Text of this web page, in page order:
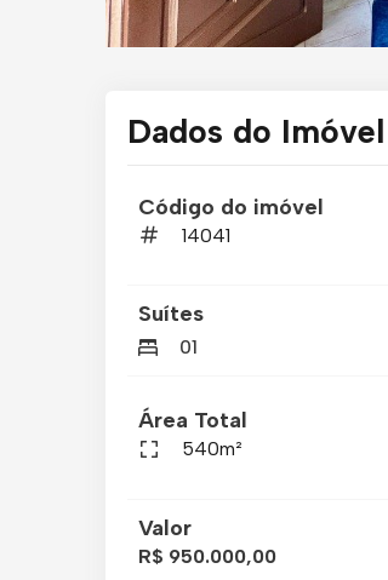
Dados do Imóvel
Código do imóvel
14041
Suítes
01
Área Total
540m²
Valor
R$ 950.000,00